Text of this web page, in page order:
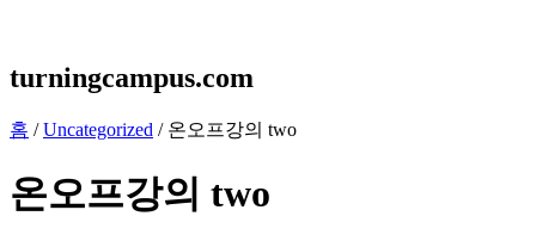
turningcampus.com
홈 /Uncategorized / 온오프강의 two
온오프강의 two